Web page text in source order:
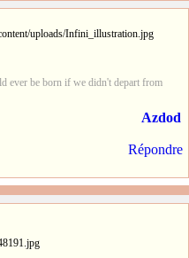
ever be born if we didn't depart from
Azdod
Répondre